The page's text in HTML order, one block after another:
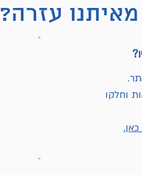
עזרה?
וחלקו